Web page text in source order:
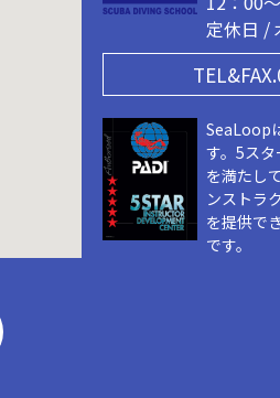
定休日 /
SeaLoop
す。5ス
を満たし
ンストラ
を提供で
です。